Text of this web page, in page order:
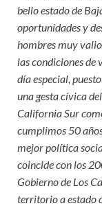
bello estado de
oportunidades y
hombres muy
las condiciones de
día especial,
una gesta cívica
California Sur
cumplimos 50
mejor política
coincide con los
Gobierno de Los
territorio a estado